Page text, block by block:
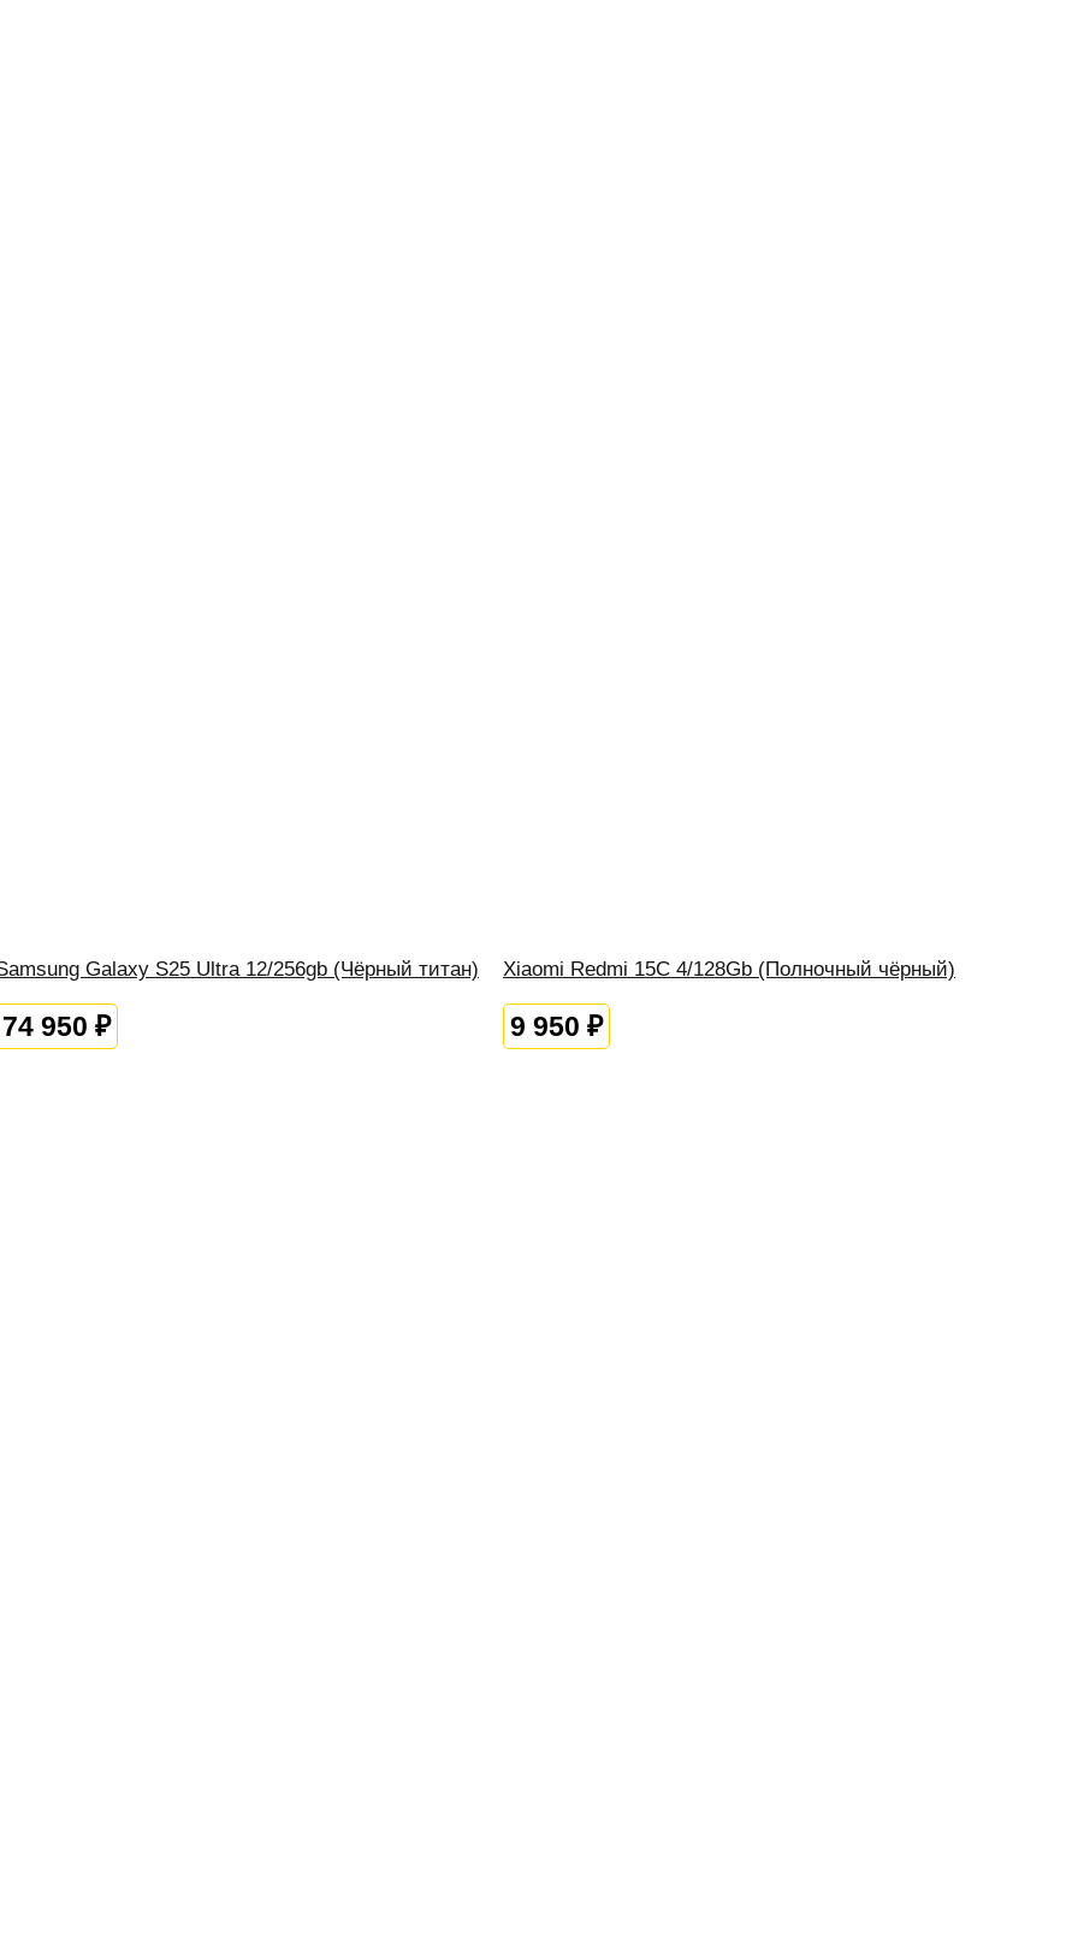
Galaxy S25 Ultra 12/256gb (Чёрный титан)
74 950 ₽
Xiaomi Redmi 15C 4/128Gb (Полночный чёрный)
9 950 ₽